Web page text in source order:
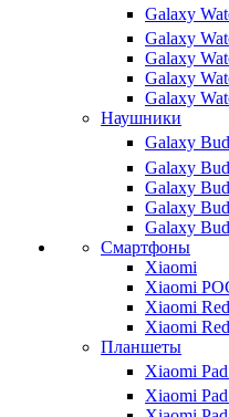
Galaxy
Galaxy
Galaxy
Galaxy
Galaxy
Наушники
Galaxy
Galaxy
Galaxy
Galaxy
Galaxy
Смартфоны
Xiaomi
Xiaomi
Xiaomi
Xiaomi
Планшеты
Xiaomi
Xiaomi